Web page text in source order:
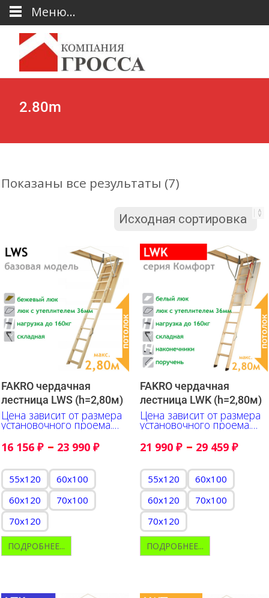
2.80m
Показаны все результаты (7)
FAKRO чердачная
лестница LWS (h=2,80м)
Цена зависит от размера
установочного проема.
Указано в сантиметрах
16 156 ₽ – 23 990 ₽
55x120
60x100
60x120
70x100
70x120
ПОДРОБНЕЕ...
FAKRO чердачная
лестница LWK (h=2,80м)
Цена зависит от размера
установочного проема.
Указано в сантиметрах
21 990 ₽ – 29 459 ₽
55x120
60x100
60x120
70x100
70x120
ПОДРОБНЕЕ...
Меню...